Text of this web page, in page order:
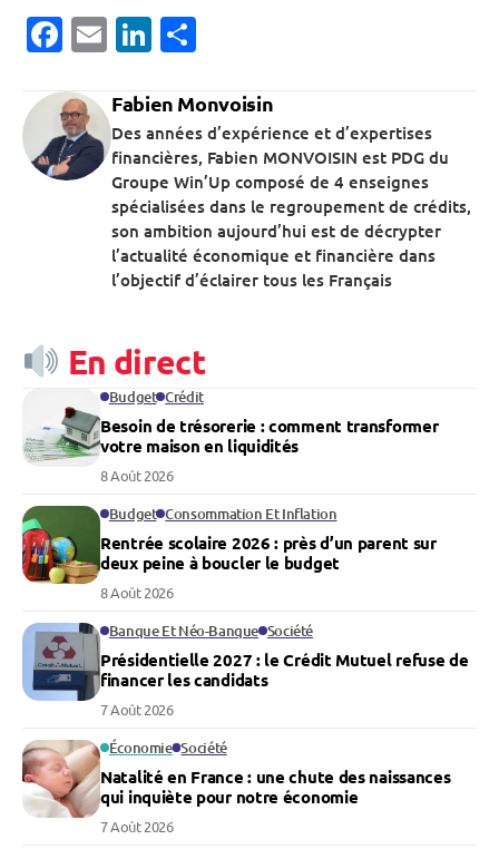
Facebook
EmailLinkedIn
Fabien Monvoisin
Des années d’expérience et d’expertises
financières, Fabien MONVOISIN est PDG du
Groupe Win’Up composé de 4 enseignes
spécialisées dans le regroupement de crédits,
son ambition aujourd’hui est de décrypter
l’actualité économique et financière dans
l’objectif d’éclairer tous les Français
En direct
Budget Crédit
Besoin de trésorerie : comment transformer
votre maison en liquidités
8 Août 2026
Budget Consommation Et Inflation
Rentrée scolaire 2026 : près d’un parent sur
deux peine à boucler le budget
8 Août 2026
Banque Et Néo-Banque Société
Présidentielle 2027 : le Crédit Mutuel refuse de
financer les candidats
7 Août 2026
Économie Société
Natalité en France : une chute des naissances
qui inquiète pour notre économie
7 Août 2026